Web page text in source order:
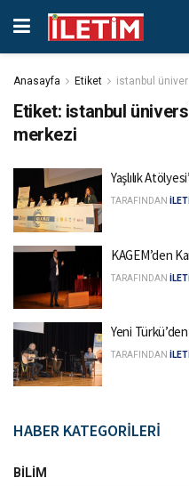
Anasayfa Etiket istanbul
Etiket: istanbul
merkezi
Yaşlılık
TARAFINDAN
KAGEM’den
TARAFINDAN
Yeni
TARAFINDAN
HABER KATEGORİLERİ
BILIM